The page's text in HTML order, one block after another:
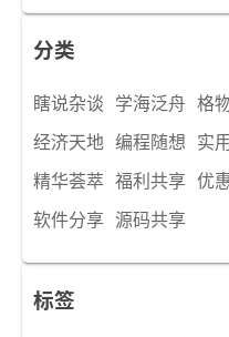
分类
瞎说杂谈 学海泛舟 格
经济天地 编程随想 实
精华荟萃 福利共享 优
软件分享 源码共享
标签